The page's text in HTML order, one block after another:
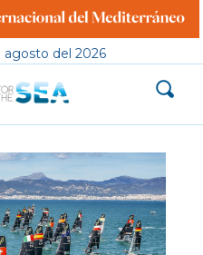
agosto del 2026